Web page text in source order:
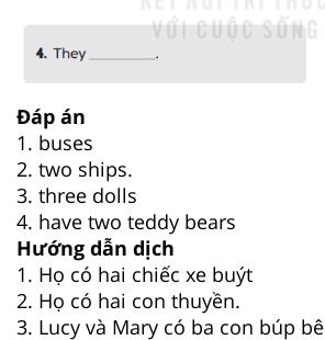
Đáp án
1. buses
2. two ships.
3. three dolls
4. have two teddy bears
Hướng dẫn dịch
1. Họ có hai chiếc xe buýt
2. Họ có hai con thuyền.
3. Lucy và Mary có ba con búp bê